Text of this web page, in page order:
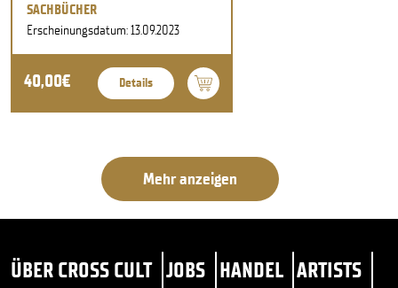
SACHBÜCHER
Erscheinungsdatum: 13.09.2023
40,00€ Details
Mehr anzeigen
ÜBER CROSS CULT JOBS HANDEL ARTISTS